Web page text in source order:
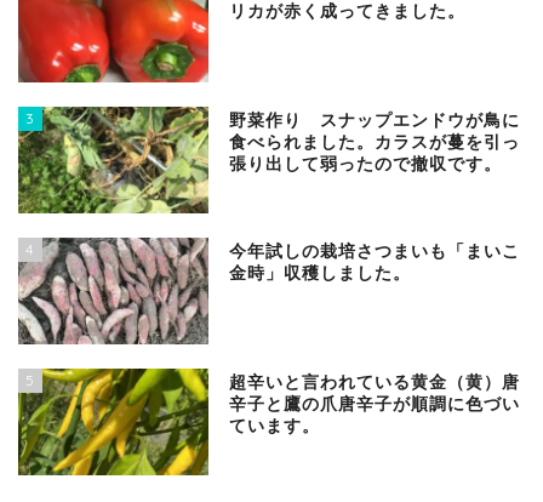
リカが赤く成ってきました。
3
野菜作り スナップエンドウが鳥に
食べられました。カラスが蔓を引っ
張り出して弱ったので撤収です。
4
今年試しの栽培さつまいも「まいこ
金時」収穫しました。
5
超辛いと言われている黄金（黄）唐
辛子と鷹の爪唐辛子が順調に色づい
ています。